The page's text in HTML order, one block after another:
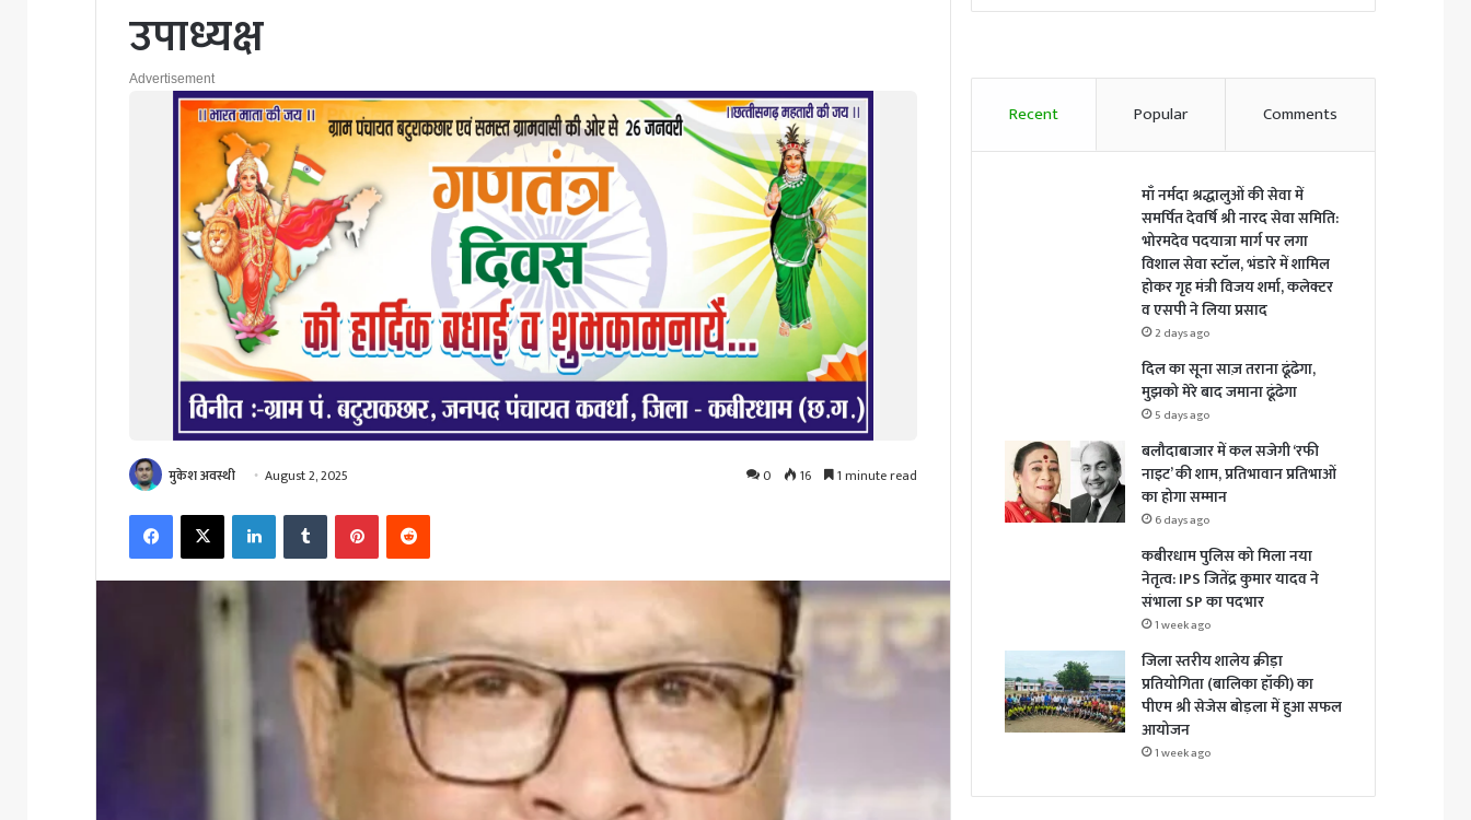
उपाध्यक्ष
Advertisement
मुकेश अवस्थी August 2, 2025 0 16 1 minute read
FacebookX LinkedInTumblr PinterestReddit
Recent Popular Comments
माँ नर्मदा श्रद्धालुओं की सेवा में
समर्पित देवर्षि श्री नारद सेवा समिति:
भोरमदेव पदयात्रा मार्ग पर लगा
विशाल सेवा स्टॉल, भंडारे में शामिल
होकर गृह मंत्री विजय शर्मा, कलेक्टर
व एसपी ने लिया प्रसाद
2 days ago
दिल का सूना साज़ तराना ढूंढेगा,
मुझको मेरे बाद जमाना ढूंढेगा
5 days ago
बलौदाबाजार में कल सजेगी ‘रफी
नाइट’ की शाम, प्रतिभावान प्रतिभाओं
का होगा सम्मान
6 days ago
कबीरधाम पुलिस को मिला नया
नेतृत्व: IPS जितेंद्र कुमार यादव ने
संभाला SP का पदभार
1 week ago
जिला स्तरीय शालेय क्रीड़ा
प्रतियोगिता (बालिका हॉकी) का
पीएम श्री सेजेस बोड़ला में हुआ सफल
आयोजन
1 week ago